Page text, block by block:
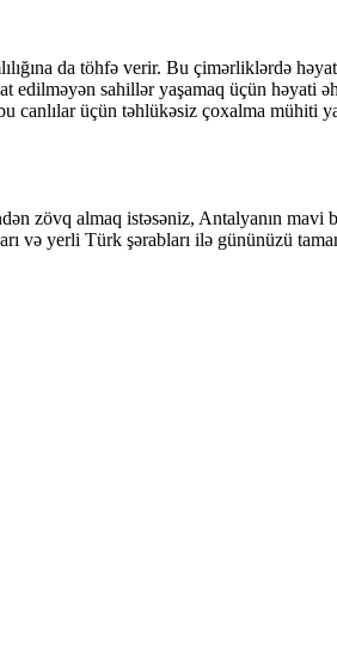
da töhfə verir. Bu çimərliklərdə
sahillər yaşamaq üçün həyati
canlılar üçün təhlükəsiz çoxalma mühiti
zövq almaq istəsəniz, Antalyanın mavi
yerli Türk şərabları ilə gününüzü